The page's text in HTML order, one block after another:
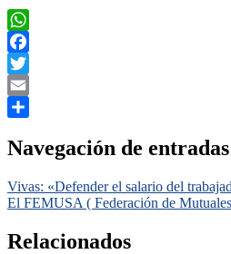
WhatsApp
Facebook
Twitter
Email
Navegación de entradas
Vivas: «Defender el salario del
El FEMUSA ( Federación de
Relacionados